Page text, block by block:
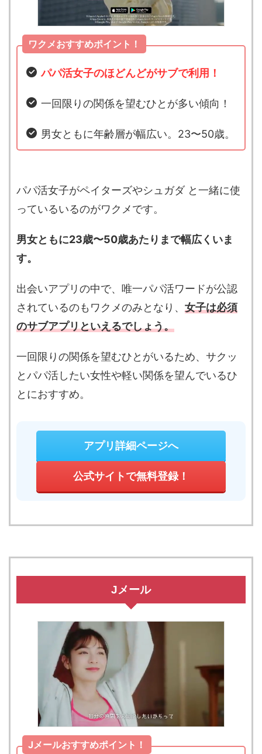
ワクメおすすめポイント！
パパ活女子のほどんどがサブで利用！
一回限りの関係を望むひとが多い傾向！
男女ともに年齢層が幅広い。23〜50歳。
パパ活女子がペイターズやシュガダ と一緒に使
っているいるのがワクメです。
男女ともに23歳〜50歳あたりまで幅広くいま
す。
出会いアプリの中で、唯一パパ活ワードが公認
されているのもワクメのみとなり、 女子は必須
のサブアプリといえるでしょう。
一回限りの関係を望むひとがいるため、サクッ
とパパ活したい女性や軽い関係を望んでいるひ
とにおすすめ。
アプリ詳細ページへ
公式サイトで無料登録！
Jメール
Jメールおすすめポイント！